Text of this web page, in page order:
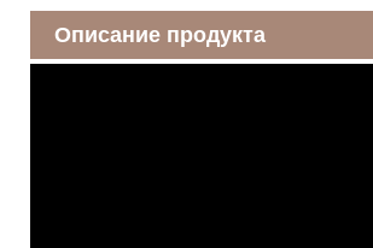
Описание продукта